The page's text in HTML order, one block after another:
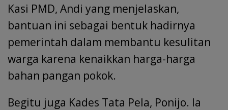
Kasi PMD, Andi yang menjelaskan,
bantuan ini sebagai bentuk hadirnya
pemerintah dalam membantu kesulitan
warga karena kenaikkan harga-harga
bahan pangan pokok.
Begitu juga Kades Tata Pela, Ponijo. Ia